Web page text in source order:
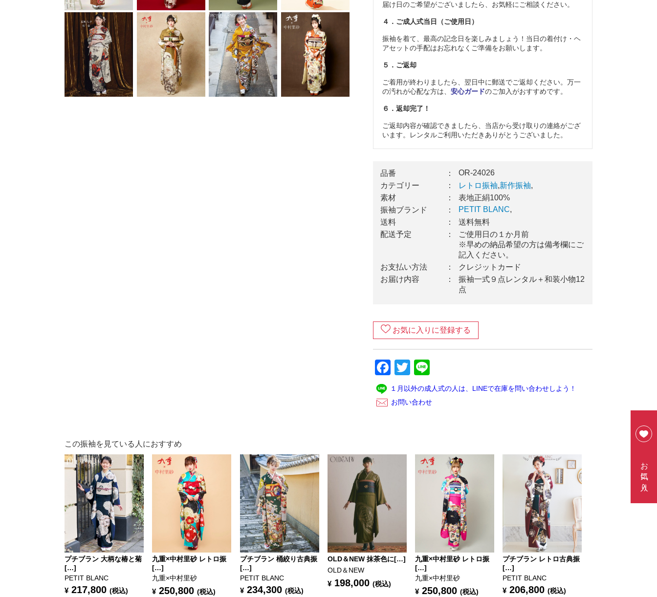
お気に入り
届け日のご希望がございましたら、お気軽にご相談ください。
４．ご成人式当日（ご使用日）
振袖を着て、最高の記念日を楽しみましょう！当日の着付け・ヘ
アセットの手配はお忘れなくご準備をお願いします。
５．ご返却
ご着用が終わりましたら、翌日中に郵送でご返却ください。万一
の汚れが心配な方は、 安心ガードのご加入がおすすめです。
６．返却完了！
ご返却内容が確認できましたら、当店から受け取りの連絡がござ
います。レンタルご利用いただきありがとうございました。
品番 ：
OR-24026
カテゴリー
： レトロ振袖,新作振袖,
素材
：
表地正絹100%
振袖ブランド
： PETIT BLANC,
送料
：
送料無料
配送予定
：
ご使用日の１か月前
※早めの納品希望の方は備考欄にご
記入ください。
お支払い方法
：
クレジットカード
お届け内容
：
振袖一式９点レンタル＋和装小物12
点
お気に入りに登録する
Facebook
Twitter
１月以外の成人式の人は、LINEで在庫を問い合わせしよう！
お問い合わせ
この振袖を見ている人におすすめ
プチブラン 大柄な椿と菊
[…]
PETIT BLANC
¥ 217,800 (税込)
九重×中村里砂 レトロ振
[…]
九重×中村里砂
¥ 250,800 (税込)
プチブラン 桶絞り古典振
[…]
PETIT BLANC
¥ 234,300 (税込)
OLD＆NEW 抹茶色に[…]
OLD＆NEW
¥ 198,000 (税込)
九重×中村里砂 レトロ振
[…]
九重×中村里砂
¥ 250,800 (税込)
プチブラン レトロ古典振
[…]
PETIT BLANC
¥ 206,800 (税込)